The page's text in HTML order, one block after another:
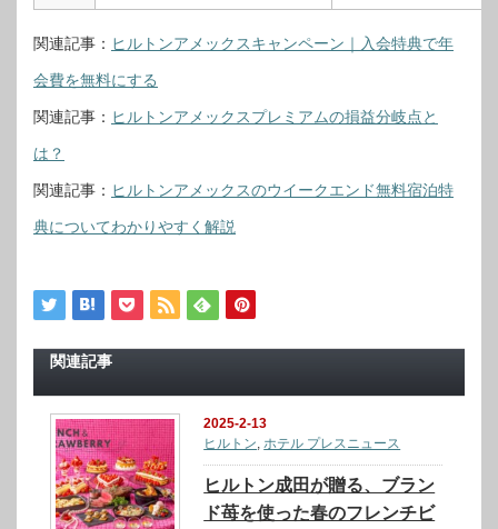
関連記事： ヒルトンアメックスキャンペーン｜入会特典で年
会費を無料にする
関連記事： ヒルトンアメックスプレミアムの損益分岐点と
は？
関連記事： ヒルトンアメックスのウイークエンド無料宿泊特
典についてわかりやすく解説
関連記事
2025-2-13
ヒルトン ホテル プレスニュース
ヒルトン成田が贈る、ブラン
ド苺を使った春のフレンチビ